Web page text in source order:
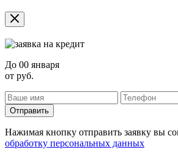
До 00 января
от руб.
Отправить
Нажимая кнопку отправить заявку вы
обработку персональных данных